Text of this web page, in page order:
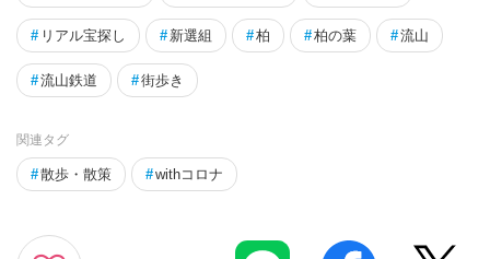
# リアル宝探し # 新選組 #柏 #柏の葉 #流山
#流山鉄道 #街歩き
関連タグ
#散歩・散策 #withコロナ